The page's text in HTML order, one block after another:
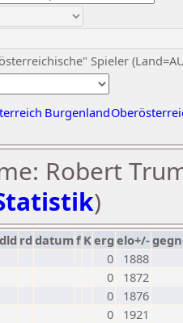
Spieler
Burgenland
Robert
)
rd datumf Kerg elo+/-
0
1888
0
1872
0
1876
0
1921